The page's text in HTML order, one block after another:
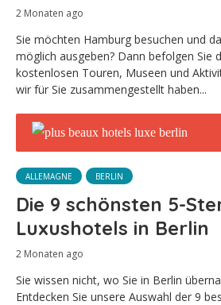
2 Monaten ago
Sie möchten Hamburg besuchen und
möglich ausgeben? Dann befolgen Sie
kostenlosen Touren, Museen und
wir für Sie zusammengestellt haben...
ALLEMAGNE BERLIN
Die 9 schönsten 5-
Luxushotels in Berlin
2 Monaten ago
Sie wissen nicht, wo Sie in Berlin
Entdecken Sie unsere Auswahl der 9